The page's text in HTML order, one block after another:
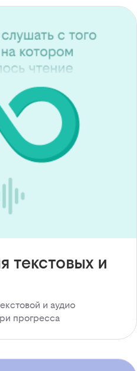
текстовых и
и аудио
прогресса